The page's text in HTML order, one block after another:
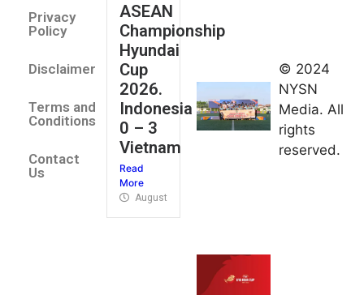
Privacy
Policy
Disclaimer
Terms and
Conditions
Contact
Us
ASEAN
Championship
Hyundai
Cup
2026.
Indonesia
0 – 3
Vietnam
Read
More
August 4, 2026
umum
Kejurnas
Panahan
Junior di
Kudus
© 2024
NYSN
Media. All
rights
reserved.